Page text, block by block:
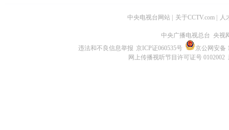
中央电视台网站 关于CCTV.com 人
中央广播电视总台 央视
违法和不良信息举报 京ICP证060535号
京公网安备
网上传播视听节目许可证号 0102002